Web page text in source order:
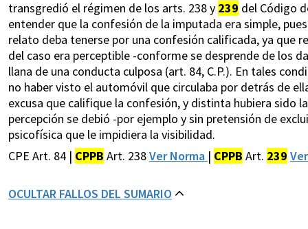
transgredió el régimen de los arts. 238 y 239 del Código
entender que la confesión de la imputada era simple,
relato deba tenerse por una confesión calificada, ya que
del caso era perceptible -conforme se desprende de los
llana de una conducta culposa (art. 84, C.P.). En tales
no haber visto el automóvil que circulaba por detrás de
excusa que califique la confesión, y distinta hubiera sido
percepción se debió -por ejemplo y sin pretensión de
psicofísica que le impidiera la visibilidad.
CPE Art. 84 | CPPB Art. 238Ver Norma | CPPB Art. 239
OCULTAR FALLOS DEL SUMARIO